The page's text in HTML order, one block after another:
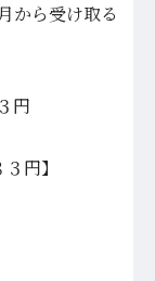
から受け取る
円
円】